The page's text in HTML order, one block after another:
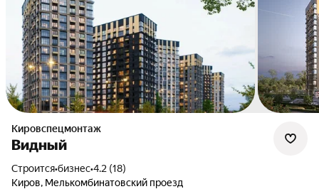
Кировспецмонтаж
Видный
Строится•бизнес•4.2 (18)
Киров, Мелькомбинатовский проезд